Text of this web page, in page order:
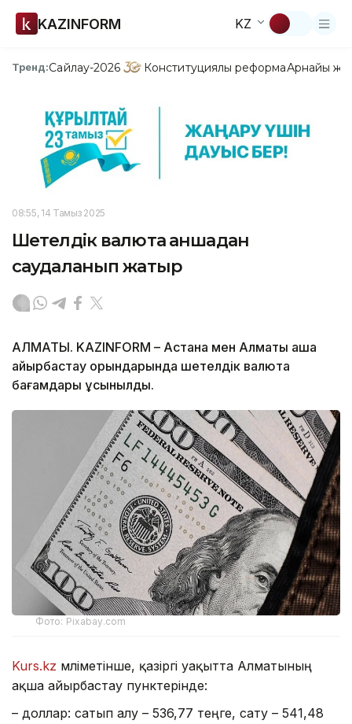
KAZINFORM KZ
Тренд:Сайлау-2026 Конституциялық реформаАрнайы
08:55, 14 Тамыз 2025
Шетелдік валюта қаншадан
саудаланып жатыр
АЛМАТЫ. KAZINFORM – Астана мен Алматы ақша
айырбастау орындарында шетелдік валюта
бағамдары ұсынылды.
Фото: Pixabay.com
Kurs.kz мәліметінше, қазіргі уақытта Алматының
ақша айырбастау пунктерінде:
– доллар: сатып алу – 536,77 теңге, сату – 541,48